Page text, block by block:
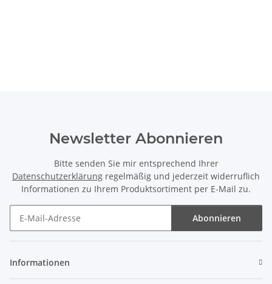
Newsletter Abonnieren
Bitte senden Sie mir entsprechend Ihrer
Datenschutzerklärung regelmäßig und jederzeit widerruflich
Informationen zu Ihrem Produktsortiment per E-Mail zu.
Abonnieren
Informationen